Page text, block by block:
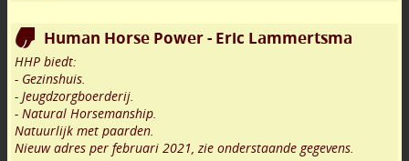
Human Horse Power - Eric Lammertsma
HHP biedt:
- Gezinshuis.
- Jeugdzorgboerderij.
- Natural Horsemanship.
Natuurlijk met paarden.
Nieuw adres per februari 2021, zie onderstaande gegevens.